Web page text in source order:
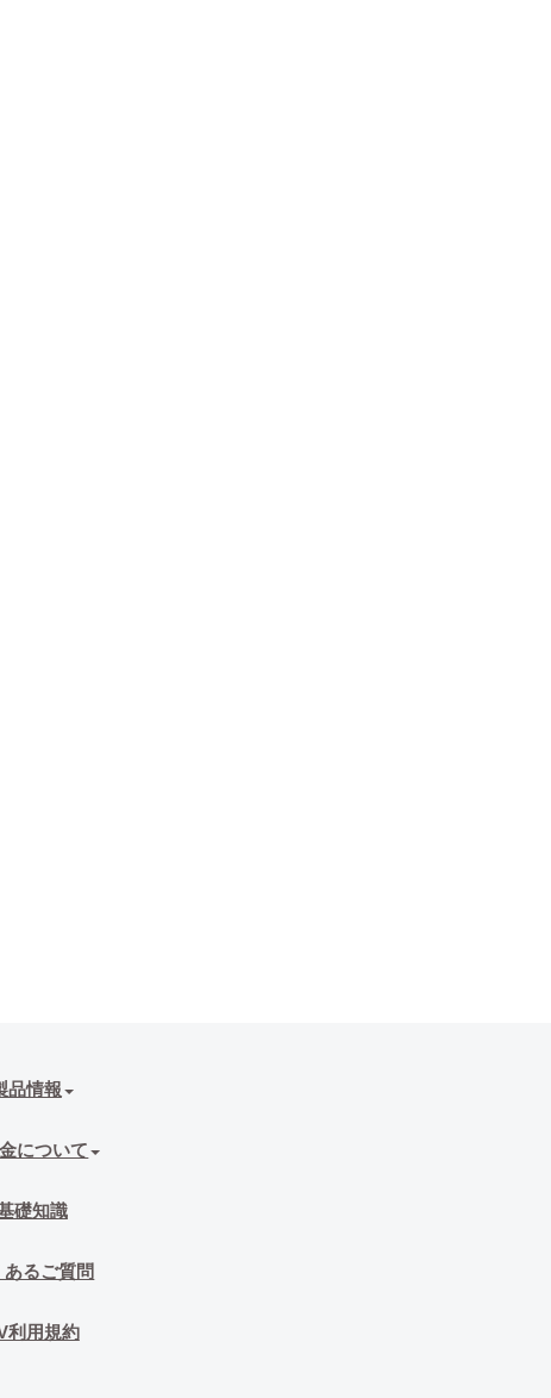
品情報
について
礎知識
あるご質問
利用規約